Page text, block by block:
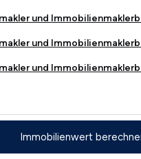
und
und
und
in der Nähe
Weinheim
Immobilienwert